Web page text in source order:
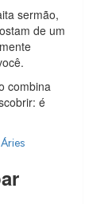
sermão,
de um
combina
é